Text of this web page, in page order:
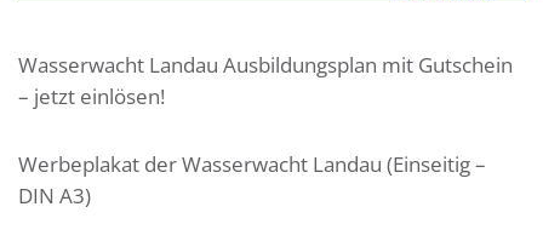
Wasserwacht Landau Ausbildungsplan mit Gutschein
– jetzt einlösen!
Werbeplakat der Wasserwacht Landau (Einseitig –
DIN A3)